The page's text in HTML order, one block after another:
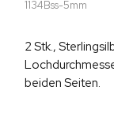
1134Bss-5mm
2 Stk.,
beiden Seiten.